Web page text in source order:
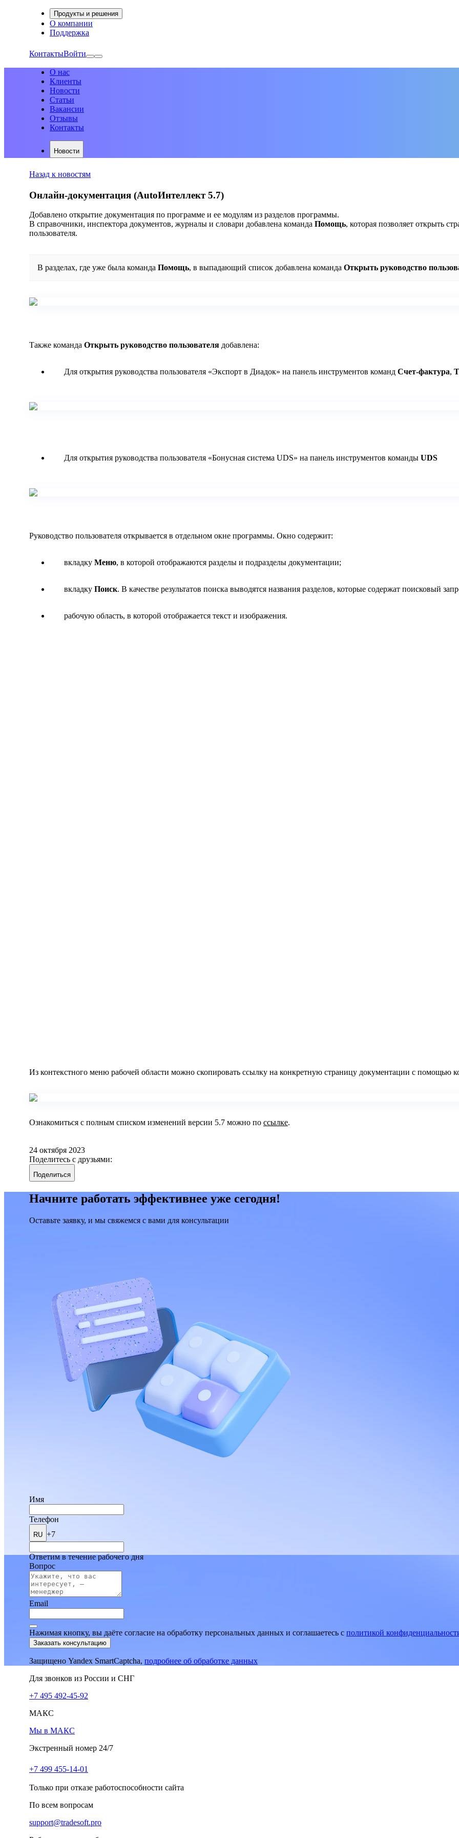
Продукты и решения
О компании
Поддержка
КонтактыВойти
О нас
Клиенты
Новости
Статьи
Вакансии
Отзывы
Контакты
Новости
Назад к новостям
Онлайн-документация (AutoИнтеллект 5.7)
Добавлено открытие документация по программе и ее модулям из разделов программы.
В справочники, инспектора документов, журналы и словари добавлена команда Помощь, которая позволяет открыть
пользователя.
В разделах, где уже была команда Помощь, в выпадающий список добавлена команда Открыть руководство
Также команда Открыть руководство пользователя добавлена:
Для открытия руководства пользователя «Экспорт в Диадок» на панель инструментов команд Счет-фактура,
Для открытия руководства пользователя «Бонусная система UDS» на панель инструментов команды UDS
Руководство пользователя открывается в отдельном окне программы. Окно содержит:
вкладку Меню, в которой отображаются разделы и подразделы документации;
вкладку Поиск. В качестве результатов поиска выводятся названия разделов, которые содержат поисковый
рабочую область, в которой отображается текст и изображения.
Из контекстного меню рабочей области можно скопировать ссылку на конкретную страницу документации с помощью
Ознакомиться с полным списком изменений версии 5.7 можно по ссылке.
24 октября 2023
Поделитесь с друзьями:
Поделиться
Начните работать эффективнее уже сегодня!
Оставьте заявку, и мы свяжемся с вами для консультации
Имя
Телефон
RU +7
Ответим в течение рабочего дня
Вопрос
Email
Нажимая кнопку, вы даёте согласие на обработку персональных данных и соглашаетесь c политикой
Заказать консультацию
Защищено Yandex SmartCaptcha, подробнее об обработке данных
Для звонков из России и СНГ
+7 495 492-45-92
МАКС
Мы в МАКС
Экстренный номер 24/7
+7 499 455-14-01
Только при отказе работоспособности сайта
По всем вопросам
support@tradesoft.pro